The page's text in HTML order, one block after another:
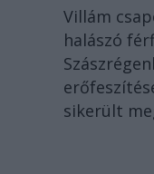
Villám
halászó
sikerült